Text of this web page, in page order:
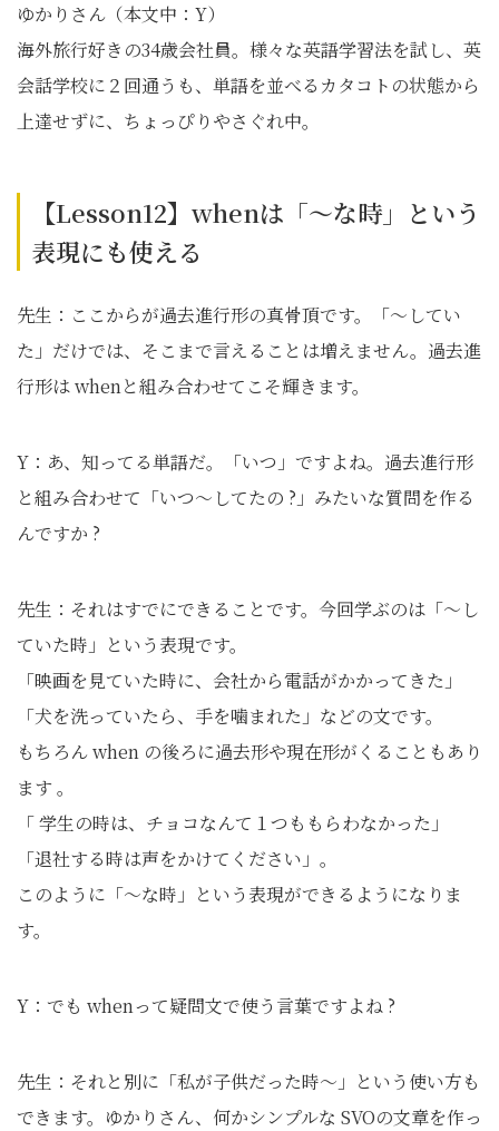
ゆかりさん（本文中：Y）
海外旅行好きの34歳会社員。様々な英語学習法を試し、英
会話学校に２回通うも、単語を並べるカタコトの状態から
上達せずに、ちょっぴりやさぐれ中。
【Lesson12】whenは「〜な時」という
表現にも使える
先生：ここからが過去進行形の真骨頂です。「〜してい
た」だけでは、そこまで言えることは増えません。過去進
行形は whenと組み合わせてこそ輝きます。
Y：あ、知ってる単語だ。「いつ」ですよね。過去進行形
と組み合わせて「いつ〜してたの ?」みたいな質問を作る
んですか ?
先生：それはすでにできることです。今回学ぶのは「〜し
ていた時」という表現です。
「映画を見ていた時に、会社から電話がかかってきた」
「犬を洗っていたら、手を噛まれた」などの文です。
もちろん when の後ろに過去形や現在形がくることもあり
ます 。
「 学生の時は、チョコなんて１つももらわなかった」
「退社する時は声をかけてください」。
このように「〜な時」という表現ができるようになりま
す。
Y：でも whenって疑問文で使う言葉ですよね ?
先生：それと別に「私が子供だった時〜」という使い方も
できます。ゆかりさん、何かシンプルな SVOの文章を作っ